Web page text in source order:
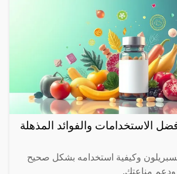
الاستخدامات والفوائد المذهلة
وكيفية استخدامه بشكل صحيح
مناعتك.